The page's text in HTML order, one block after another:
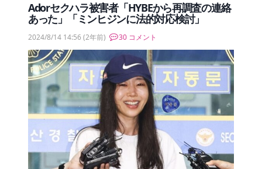
Adorセクハラ被害者「HYBEから再調査の連絡
あった」「ミンヒジンに法的対応検討」
2024/8/14 14:56(2年前) 30 コメント